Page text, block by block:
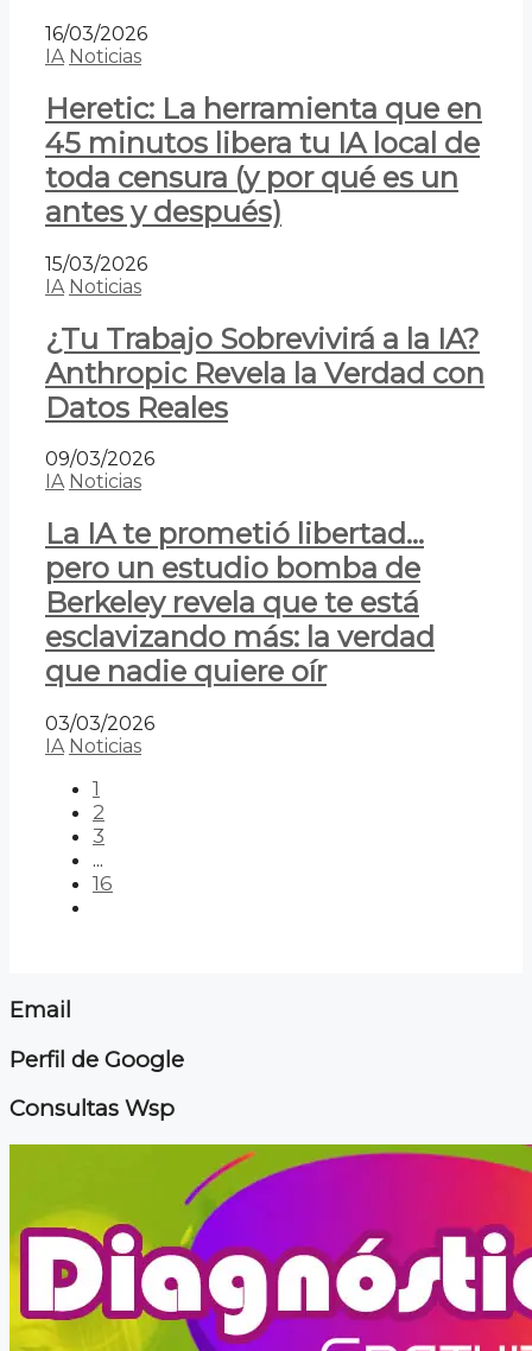
16/03/2026
IA Noticias
Heretic: La herramienta que en
45 minutos libera tu IA local de
toda censura (y por qué es un
antes y después)
15/03/2026
IA Noticias
¿Tu Trabajo Sobrevivirá a la IA?
Anthropic Revela la Verdad con
Datos Reales
09/03/2026
IA Noticias
La IA te prometió libertad…
pero un estudio bomba de
Berkeley revela que te está
esclavizando más: la verdad
que nadie quiere oír
03/03/2026
IA Noticias
1
2
3
...
16
Email
Perfil de Google
Consultas Wsp